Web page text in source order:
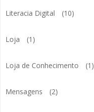
Literacia Digital (10)
Loja (1)
Loja de Conhecimento (1)
Mensagens (2)